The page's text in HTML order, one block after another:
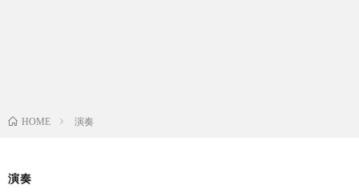
HOME 演奏
演奏